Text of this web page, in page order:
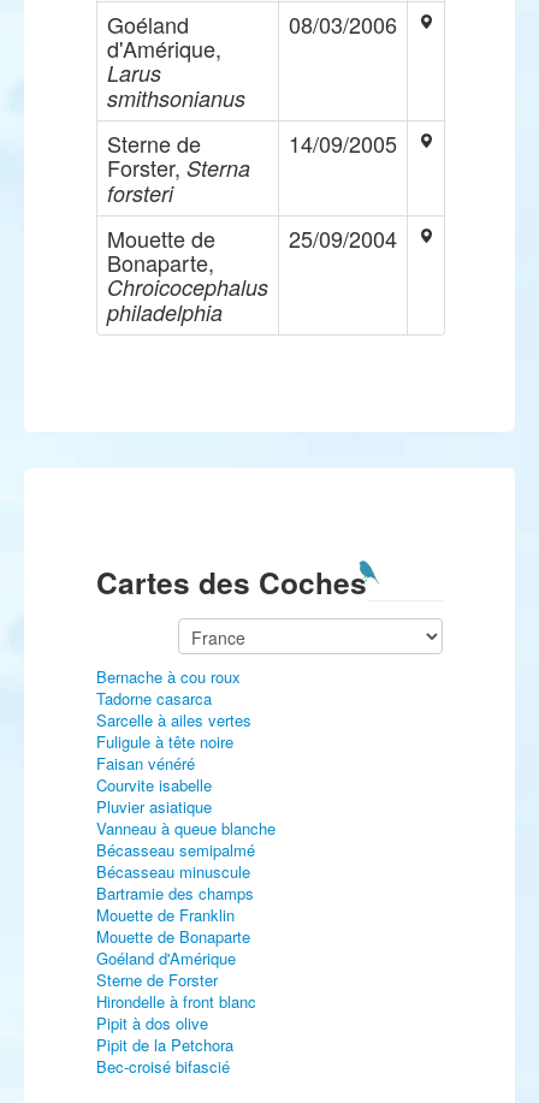
Goéland
d'Amérique,
Larus
smithsonianus
08/03/2006
Sterne de
Forster, Sterna
forsteri
14/09/2005
Mouette de
Bonaparte,
Chroicocephalus
philadelphia
25/09/2004
Cartes des Coches
Bernache à cou roux
Tadorne casarca
Sarcelle à ailes vertes
Fuligule à tête noire
Faisan vénéré
Courvite isabelle
Pluvier asiatique
Vanneau à queue blanche
Bécasseau semipalmé
Bécasseau minuscule
Bartramie des champs
Mouette de Franklin
Mouette de Bonaparte
Goéland d'Amérique
Sterne de Forster
Hirondelle à front blanc
Pipit à dos olive
Pipit de la Petchora
Bec-croisé bifascié